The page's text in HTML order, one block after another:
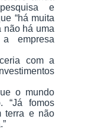
e
“há muita
não há uma
empresa
com a
o mundo
“Já fomos
terra e não